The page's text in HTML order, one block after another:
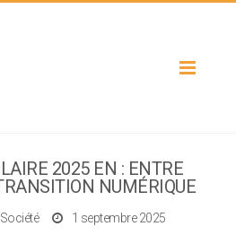
Toggle
2025 EN : ENTRE
NUMÉRIQUE
Société 1 septembre 2025